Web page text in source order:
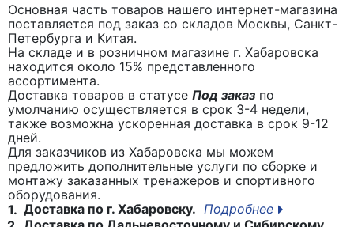
Основная часть товаров нашего интернет-магазина
поставляется под заказ со складов Москвы, Санкт-
Петербурга и Китая.
На складе и в розничном магазине г. Хабаровска
находится около 15% представленного
ассортимента.
Доставка товаров в статусе Под заказ по
умолчанию осуществляется в срок 3-4 недели,
также возможна ускоренная доставка в срок 9-12
дней.
Для заказчиков из Хабаровска мы можем
предложить дополнительные услуги по сборке и
монтажу заказанных тренажеров и спортивного
оборудования.
1. Доставка по г. Хабаровску. Подробнее